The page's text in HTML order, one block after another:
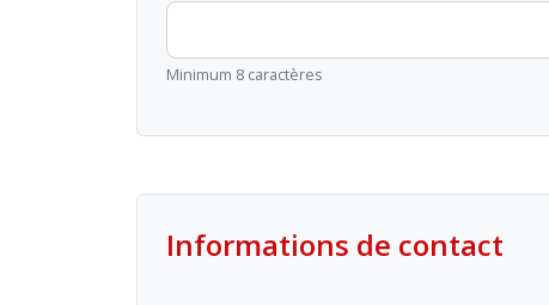
Minimum 8 caractères
Informations de contact